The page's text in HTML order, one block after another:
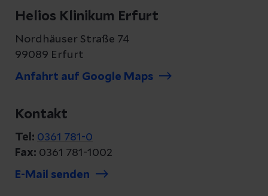
Helios Klinikum Erfurt
Nordhäuser Straße 74
99089 Erfurt
Anfahrt auf Google Maps
Kontakt
Tel: 0361 781-0
Fax: 0361 781-1002
E-Mail senden